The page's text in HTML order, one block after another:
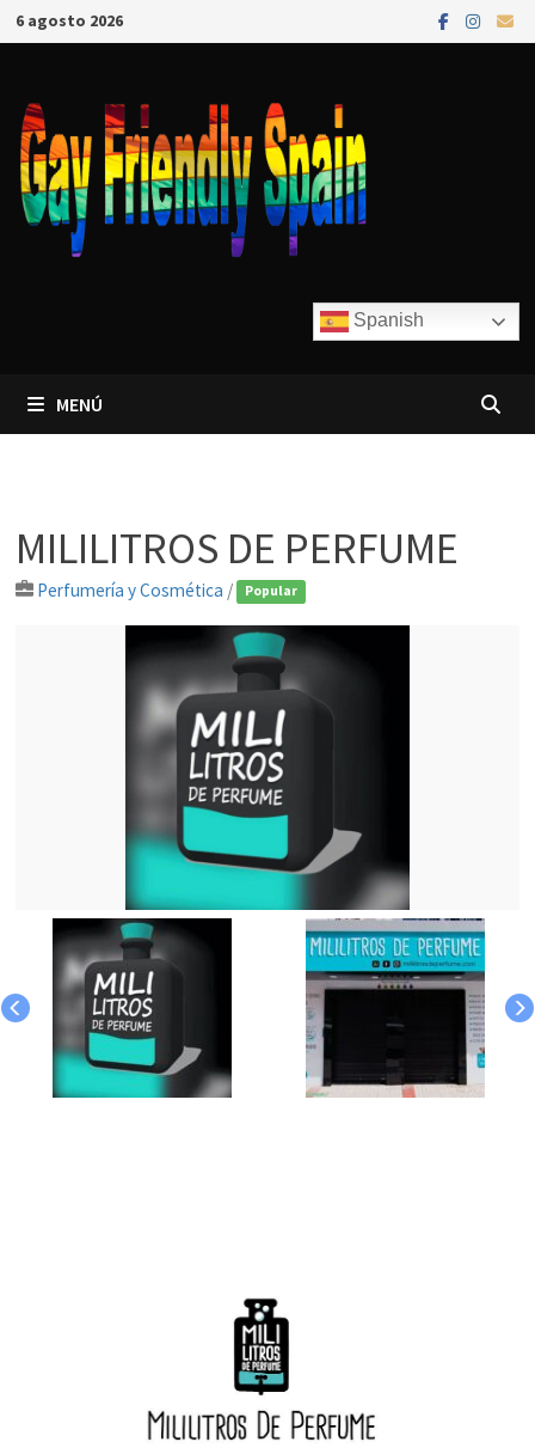
6 agosto 2026
Spanish
MENÚ
MILILITROS DE PERFUME
Perfumería y Cosmética / Popular